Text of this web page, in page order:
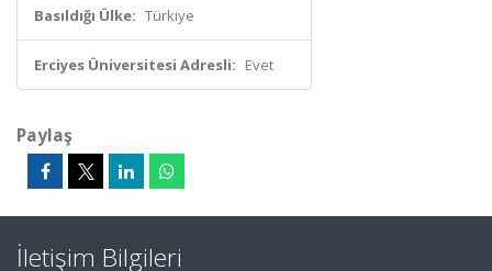
Basıldığı Ülke: Türkiye
Erciyes Üniversitesi Adresli: Evet
Paylaş
İletişim Bilgileri